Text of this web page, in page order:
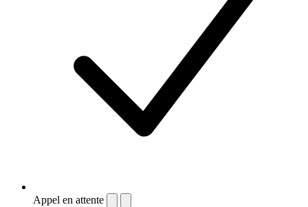
Appel en attente